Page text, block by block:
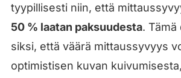
tyypillisesti niin, että
50 % laatan paksuudesta. Tämä
siksi, että väärä mittaussyvyys
optimistisen kuvan